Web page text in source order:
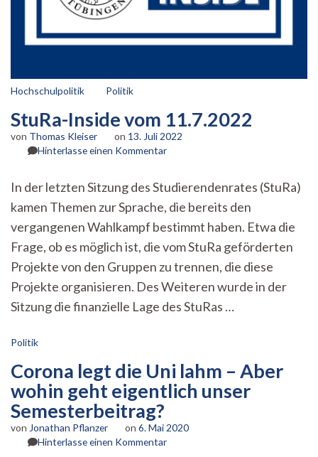
Hochschulpolitik Politik
StuRa-Inside vom 11.7.2022
von Thomas Kleiser on 13. Juli 2022
Hinterlasse einen Kommentarzu
vom
11.7.2022
In der letzten Sitzung des Studierendenrates (StuRa)
kamen Themen zur Sprache, die bereits den
vergangenen Wahlkampf bestimmt haben. Etwa die
Frage, ob es möglich ist, die vom StuRa geförderten
Projekte von den Gruppen zu trennen, die diese
Projekte organisieren. Des Weiteren wurde in der
Sitzung die finanzielle Lage des StuRas …
Politik
Corona legt die Uni lahm – Aber
wohin geht eigentlich unser
Semesterbeitrag?
von Jonathan Pflanzer on 6. Mai 2020
Hinterlasse einen Kommentarzu